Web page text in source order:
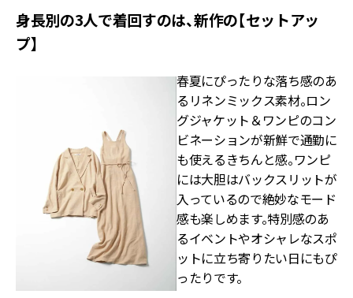
身長別の3人で着回すのは、新作の【セットアッ
プ】
春夏にぴったりな落ち感のあ
るリネンミックス素材。ロン
グジャケット＆ワンピのコン
ビネーションが新鮮で通勤に
も使えるきちんと感。ワンピ
には大胆はバックスリットが
入っているので絶妙なモード
感も楽しめます。特別感のあ
るイベントやオシャレなスポ
ットに立ち寄りたい日にもぴ
ったりです。